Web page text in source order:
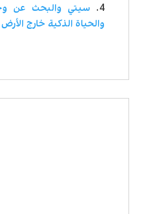
سيتي والبحث عن
والحياة الذكية خارج الأرض